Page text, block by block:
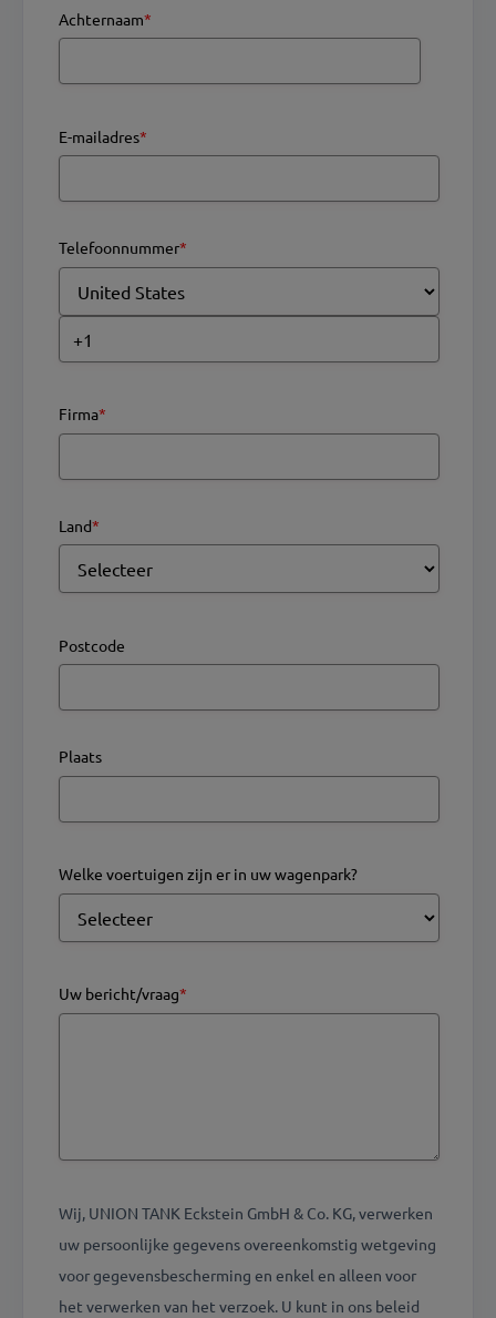
Achternaam*
E-mailadres*
Telefoonnummer*
Firma*
Land*
Postcode
Plaats
Welke voertuigen zijn er in uw wagenpark?
Uw bericht/vraag*
Wij, UNION TANK Eckstein GmbH & Co. KG, verwerken
uw persoonlijke gegevens overeenkomstig wetgeving
voor gegevensbescherming en enkel en alleen voor
het verwerken van het verzoek. U kunt in ons beleid